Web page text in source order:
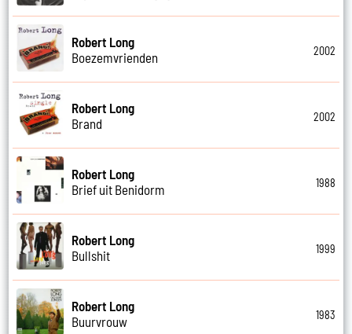
Robert Long
Boezemvrienden
2002
Robert Long
Brand
2002
Robert Long
Brief uit Benidorm
1988
Robert Long
Bullshit
1999
Robert Long
Buurvrouw
1983